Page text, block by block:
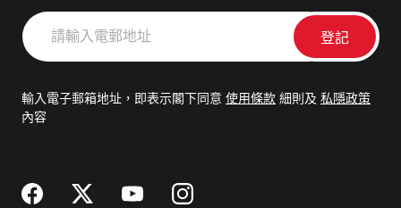
請
輸
郵
輸入電子郵箱地址，即表示閣下同意 使用條款 細則及 私隱政策
內容